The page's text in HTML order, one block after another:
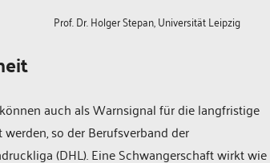
Prof. Dr. Holger Stepan, Universität Leipzig
auch als Warnsignal für die langfristige
so der Berufsverband der
(DHL). Eine Schwangerschaft wirkt wie